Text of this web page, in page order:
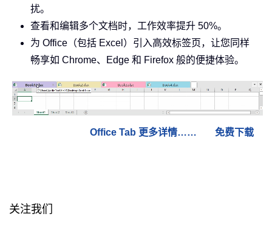
扰。
查看和编辑多个文档时，工作效率提升 50%。
为 Office（包括 Excel）引入高效标签页，让您同样
畅享如 Chrome、Edge 和 Firefox 般的便捷体验。
Office Tab 更多详情…… 免费下载
关注我们